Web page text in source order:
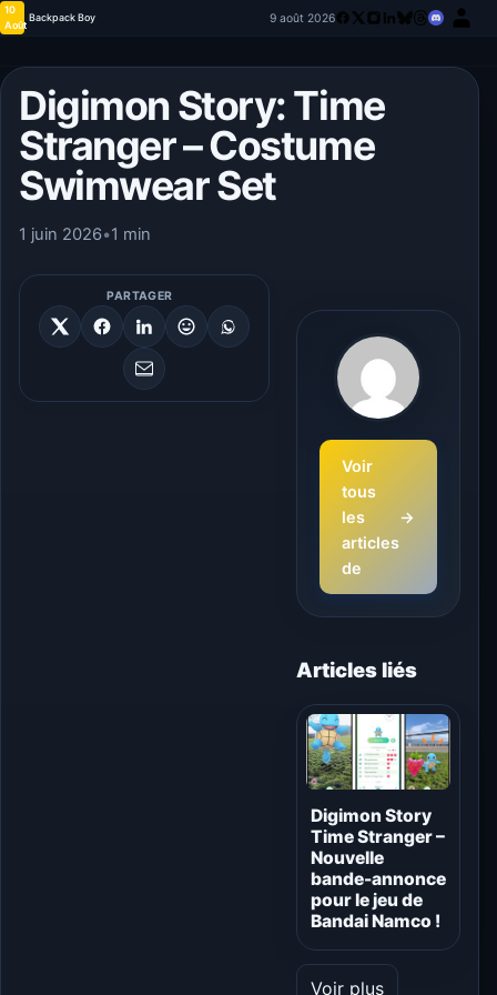
10
Août
Backpack Boy 9 août 2026
Digimon Story: Time
Stranger – Costume
Swimwear Set
1 juin 2026•1 min
PARTAGER
Voir
tous
les
articles
de
→
Articles liés
Digimon Story
Time Stranger –
Nouvelle
bande-annonce
pour le jeu de
Bandai Namco !
Voir plus